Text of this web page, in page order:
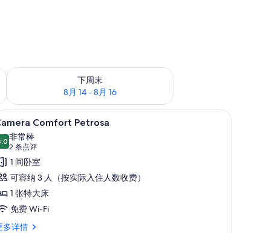
下周末
8月 14 - 8月 16
查看下周末的空房情况：8月 14 - 8月 16
vista mare Ajnella | 意大利 Frette 床单、高档床上用品、羽绒被、迷你吧（备
Camera Comfort Petrosa | 意大利 Frette 床
10 Comfort Petrosa
8.0 分，满分 10 分
非常棒
2 条点评
(2
条
点
评)
1 间卧室
可容纳 3 人（按实际入住人数收费）
1 张特大床
免费 Wi-Fi
多详情